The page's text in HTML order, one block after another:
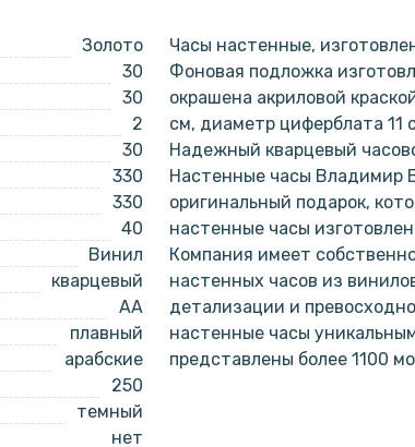
Золото
30
30
2
30
330
330
40
Винил
кварцевый
AA
плавный
арабские
250
темный
нет
Часы настенные,
Фоновая подложка
окрашена акриловой
см, диаметр циферблата 11
Надежный кварцевый
Настенные часы Владимир
оригинальный подарок,
настенные часы
Компания имеет
настенных часов из
детализации и
настенные часы
представлены более 1100